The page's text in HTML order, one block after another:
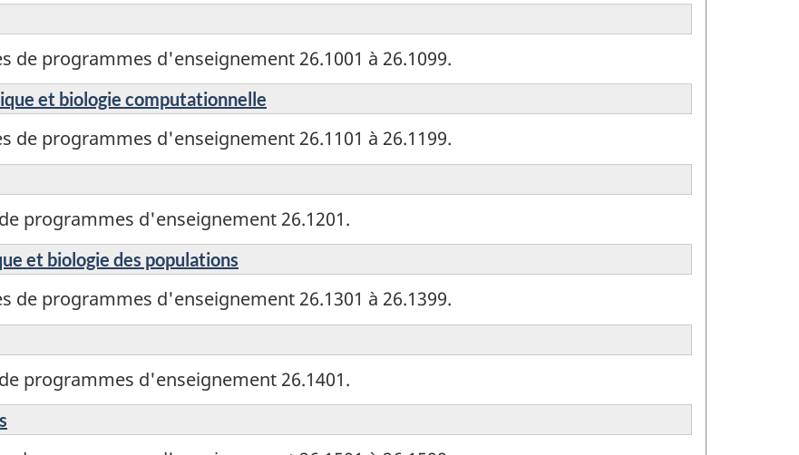
de programmes d'enseignement 26.1001 à 26.1099.
et biologie computationnelle
de programmes d'enseignement 26.1101 à 26.1199.
programmes d'enseignement 26.1201.
et biologie des populations
de programmes d'enseignement 26.1301 à 26.1399.
programmes d'enseignement 26.1401.